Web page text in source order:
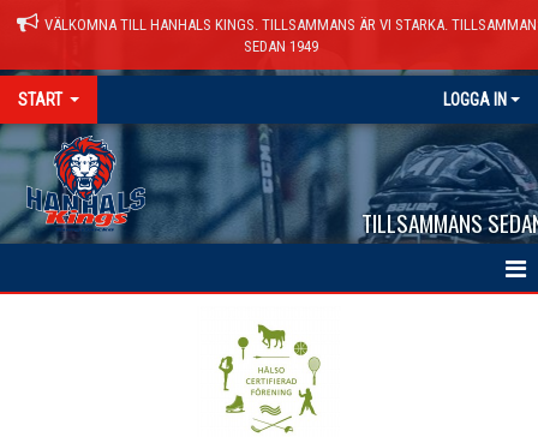
VÄLKOMNA TILL HANHALS KINGS. TILLSAMMANS ÄR VI STARKA.
SEDAN 1949
START LOGGA IN
TILLSAMMANS